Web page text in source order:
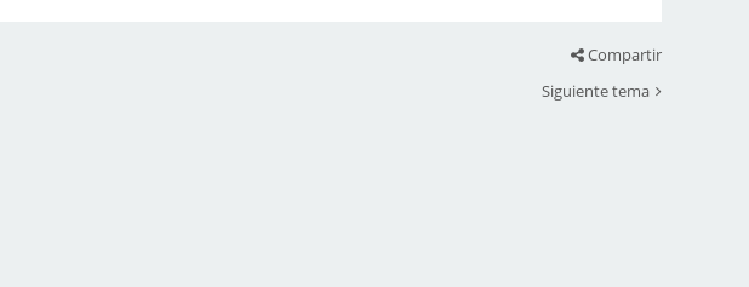
Compartir
Siguiente tema